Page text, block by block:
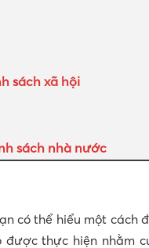
sách xã hội
sách nhà nước
có thể hiểu một cách
thực hiện nhằm